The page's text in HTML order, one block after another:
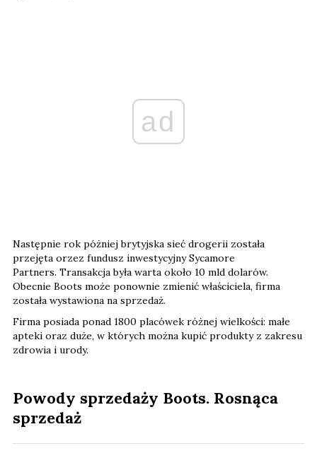
ad
Następnie rok póżniej brytyjska sieć drogerii została
przejęta orzez fundusz inwestycyjny Sycamore
Partners. Transakcja była warta około 10 mld dolarów.
Obecnie Boots może ponownie zmienić właściciela, firma
została wystawiona na sprzedaż.
Firma posiada ponad 1800 placówek różnej wielkości: małe
apteki oraz duże, w których można kupić produkty z zakresu
zdrowia i urody.
Powody sprzedaży Boots. Rosnąca
sprzedaż